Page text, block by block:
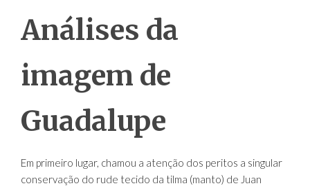
Análises da
imagem de
Guadalupe
Em primeiro lugar, chamou a atenção dos peritos a singular
conservação do rude tecido da tilma (manto) de Juan